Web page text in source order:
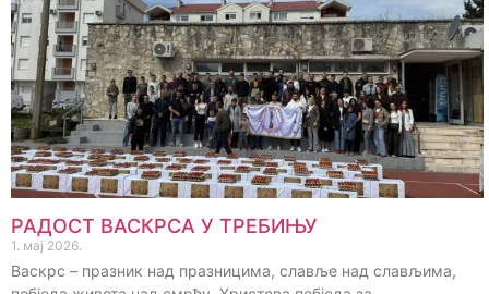
РАДОСТ ВАСКРСА У ТРЕБИЊУ
1. мај 2026.
Васкрс – празник над празницима, славље над слављима,